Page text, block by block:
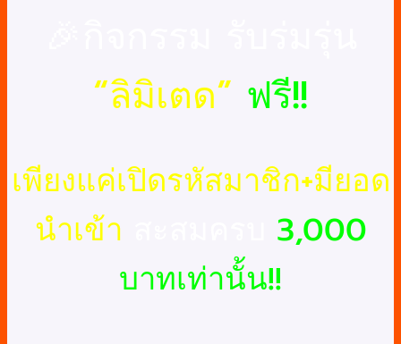
“ลิมิเตด” ฟรี!!
เพียงแค่เปิดรหัสมาชิก+มียอด
นำเข้า
3,000
บาทเท่านั้น!!